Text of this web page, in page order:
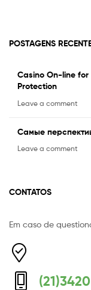
POSTAGENS
Casino On-line for
Protection
Leave a comment
Самые
Leave a comment
CONTATOS
Em caso de